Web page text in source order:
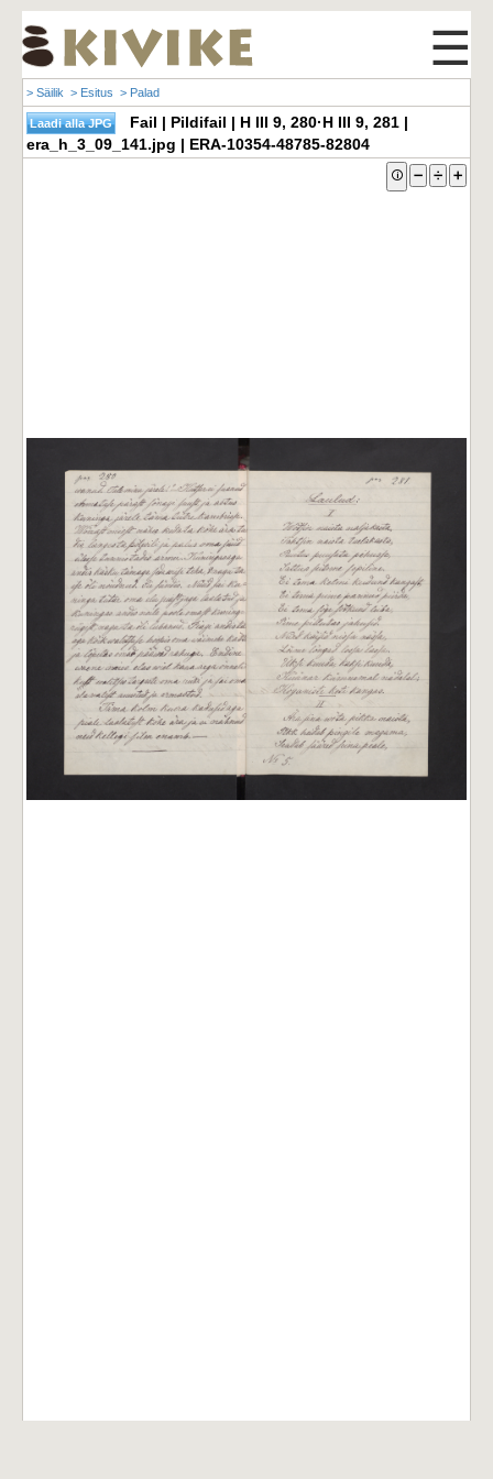
☰
> Säilik > Esitus > Palad
Fail | Pildifail | H III 9, 280·H III 9, 281 |
era_h_3_09_141.jpg | ERA-10354-48785-82804